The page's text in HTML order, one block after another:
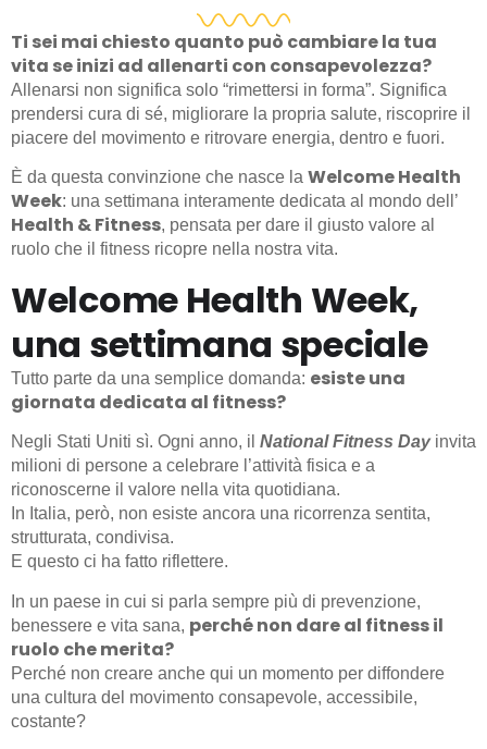
Ti sei mai chiesto quanto può cambiare la tua
vita se inizi ad allenarti con consapevolezza?
Allenarsi non significa solo “rimettersi in forma”. Significa
prendersi cura di sé, migliorare la propria salute, riscoprire il
piacere del movimento e ritrovare energia, dentro e fuori.
È da questa convinzione che nasce la Welcome Health
Week: una settimana interamente dedicata al mondo dell’
Health & Fitness, pensata per dare il giusto valore al
ruolo che il fitness ricopre nella nostra vita.
Welcome Health Week,
una settimana speciale
Tutto parte da una semplice domanda: esiste una
giornata dedicata al fitness?
Negli Stati Uniti sì. Ogni anno, il National Fitness Dayinvita
milioni di persone a celebrare l’attività fisica e a
riconoscerne il valore nella vita quotidiana.
In Italia, però, non esiste ancora una ricorrenza sentita,
strutturata, condivisa.
E questo ci ha fatto riflettere.
In un paese in cui si parla sempre più di prevenzione,
benessere e vita sana, perché non dare al fitness il
ruolo che merita?
Perché non creare anche qui un momento per diffondere
una cultura del movimento consapevole, accessibile,
costante?